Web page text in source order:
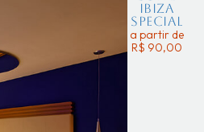
Ibiza
Special
a partir de
R$ 90,00